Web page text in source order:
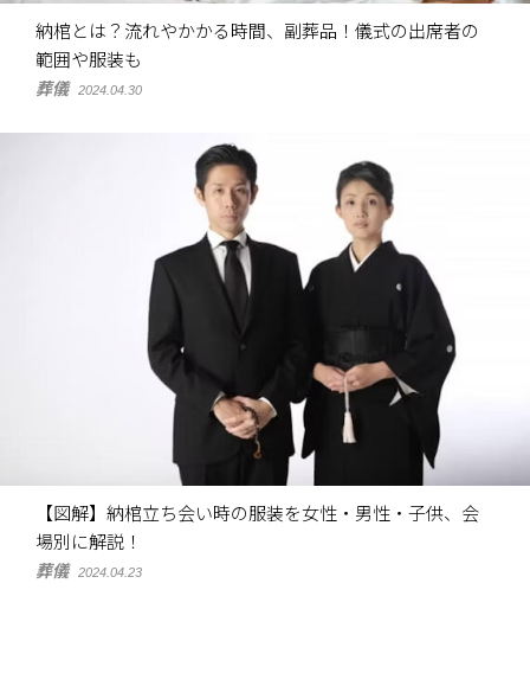
納棺とは？流れやかかる時間、副葬品！儀式の出席者の
範囲や服装も
葬儀 2024.04.30
【図解】納棺立ち会い時の服装を女性・男性・子供、会
場別に解説！
葬儀 2024.04.23